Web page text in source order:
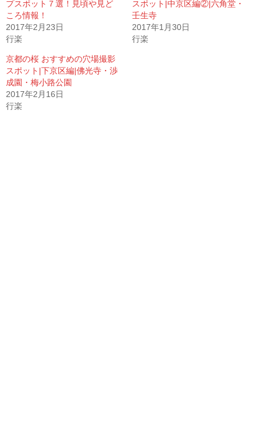
プスポット７選！見頃や見ど
ころ情報！
2017年2月23日
行楽
スポット|中京区編②|六角堂・
壬生寺
2017年1月30日
行楽
京都の桜 おすすめの穴場撮影
スポット|下京区編|佛光寺・渉
成園・梅小路公園
2017年2月16日
行楽